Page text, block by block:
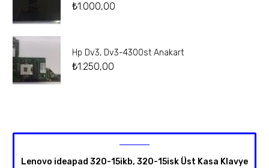
₺1.000,00
Hp Dv3, Dv3-4300st Anakart
₺1.250,00
Lenovo ideapad 320-15ikb, 320-15isk Üst Kasa Klavye